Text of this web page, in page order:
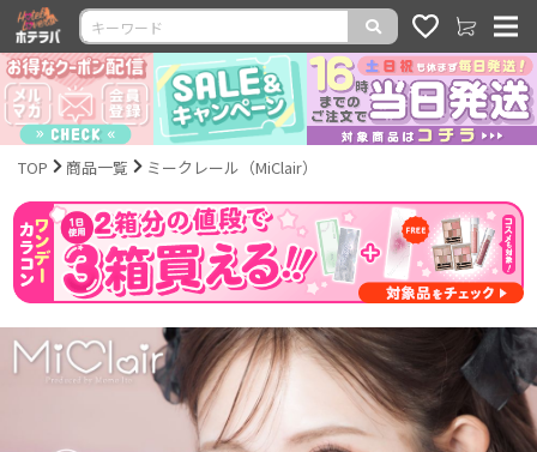
TOP 商品一覧 ミークレール（MiClair）